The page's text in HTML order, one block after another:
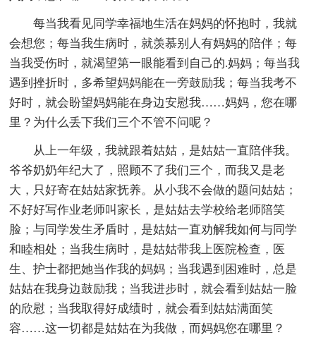
每当我看见同学幸福地生活在妈妈的怀抱时，我就
会想您；每当我生病时，就羡慕别人有妈妈的陪伴；每
当我受伤时，就渴望第一眼能看到自己的.妈妈；每当我
遇到挫折时，多希望妈妈能在一旁鼓励我；每当我考不
好时，就会盼望妈妈能在身边安慰我……妈妈，您在哪
里？为什么丢下我们三个不管不问呢？
从上一年级，我就跟着姑姑，是姑姑一直陪伴我。
爷爷奶奶年纪大了，照顾不了我们三个，而我又是老
大，只好寄在姑姑家抚养。从小我不会做的题问姑姑；
不好好写作业老师叫家长，是姑姑去学校给老师陪笑
脸；与同学发生矛盾时，是姑姑一直劝解我如何与同学
和睦相处；当我生病时，是姑姑带我上医院检查，医
生、护士都把她当作我的妈妈；当我遇到困难时，总是
姑姑在我身边鼓励我；当我进步时，就会看到姑姑一脸
的欣慰；当我取得好成绩时，就会看到姑姑满面笑
容……这一切都是姑姑在为我做，而妈妈您在哪里？